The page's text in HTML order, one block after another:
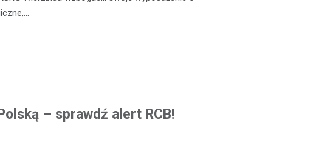
– sprawdź alert RCB!